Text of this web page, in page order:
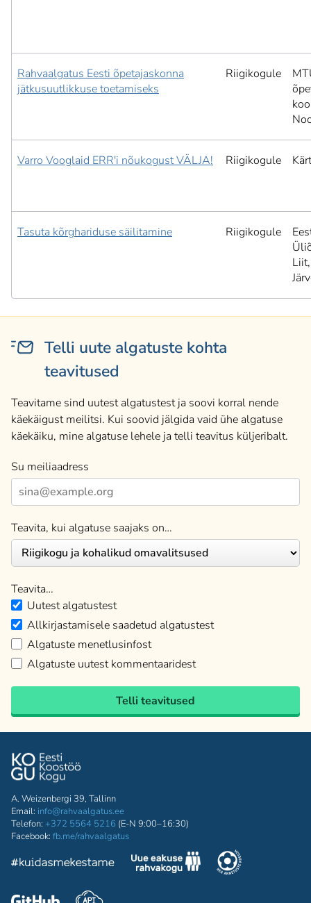
Rahvaalgatus Eesti õpetajaskonna
jätkusuutlikkuse toetamiseks
Riigikogule
Varro Vooglaid ERR'i nõukogust VÄLJA! Riigikogule
Tasuta kõrghariduse säilitamine Riigikogule
Liit,
Telli uute algatuste kohta
teavitused
Teavitame sind uutest algatustest ja soovi korral nende
käekäigust meilitsi. Kui soovid jälgida vaid ühe algatuse
käekäiku, mine algatuse lehele ja telli teavitus küljeribalt.
Su meiliaadress
Teavita, kui algatuse saajaks on…
Teavita…
Uutest algatustest
Allkirjastamisele saadetud algatustest
Algatuste menetlusinfost
Algatuste uutest kommentaaridest
Telli teavitused
A. Weizenbergi 39, Tallinn
Email: info@rahvaalgatus.ee
Telefon: +372 5564 5216 (E-N 9:00–16:30)
Facebook: fb.me/rahvaalgatus